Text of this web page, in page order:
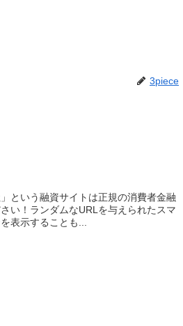
3piece
という融資サイトは正規の消費者金融
い！ランダムなURLを与えられたスマ
表示することも...